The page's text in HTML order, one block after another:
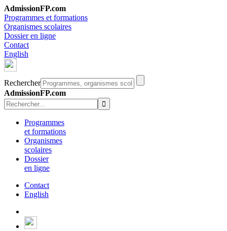
AdmissionFP.com
Programmes et formations
Organismes scolaires
Dossier en ligne
Contact
English
Rechercher
AdmissionFP.com
Programmes
et formations
Organismes
scolaires
Dossier
en ligne
Contact
English